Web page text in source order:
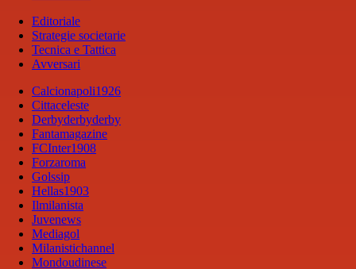
Editoriale
Strategie societarie
Tecnica e Tattica
Avversari
Calcionapoli1926
Cittaceleste
Derbyderbyderby
Fantamagazine
FCInter1908
Forzaroma
Golssip
Hellas1903
Ilmilanista
Juvenews
Mediagol
Milanistichannel
Mondoudinese